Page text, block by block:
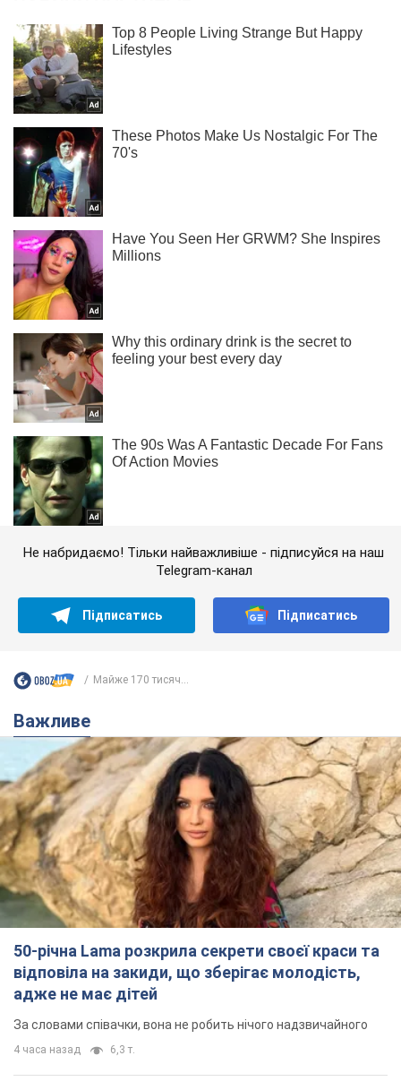
Не набридаємо! Тільки найважливіше - підписуйся на наш
Telegram-канал
Підписатись Підписатись
Майже 170 тисяч...
Важливе
50-річна Lama розкрила секрети своєї краси та
відповіла на закиди, що зберігає молодість,
адже не має дітей
За словами співачки, вона не робить нічого надзвичайного
4 часа назад 6,3 т.